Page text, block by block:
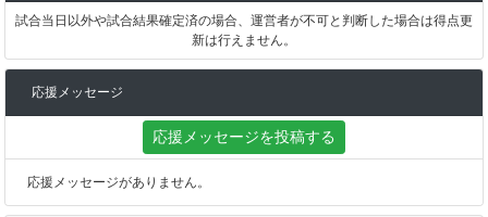
試合当日以外や試合結果確定済の場合、運営者が不可と判断した場合は得点更
新は行えません。
応援メッセージ
応援メッセージを投稿する
応援メッセージがありません。